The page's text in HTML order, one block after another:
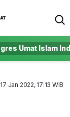
Umat Islam
Jan 2022, 17:13 WIB